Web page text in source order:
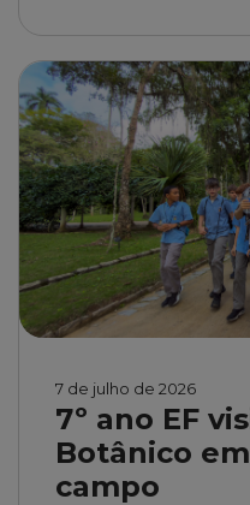
7 de julho de 2026
7º ano EF
Botânico
campo